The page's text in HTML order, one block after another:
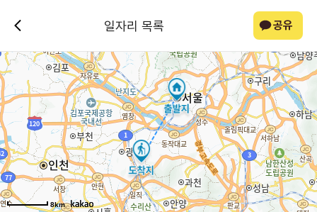
일자리 목록 공유
8km
8km
8km
8km
8km
8km
8km
8km